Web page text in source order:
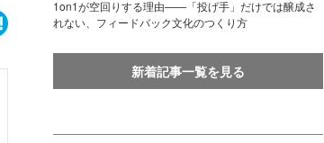
1on1が空回りする理由——「投げ手」だけでは醸成さ
れない、フィードバック文化のつくり方
新着記事一覧を見る